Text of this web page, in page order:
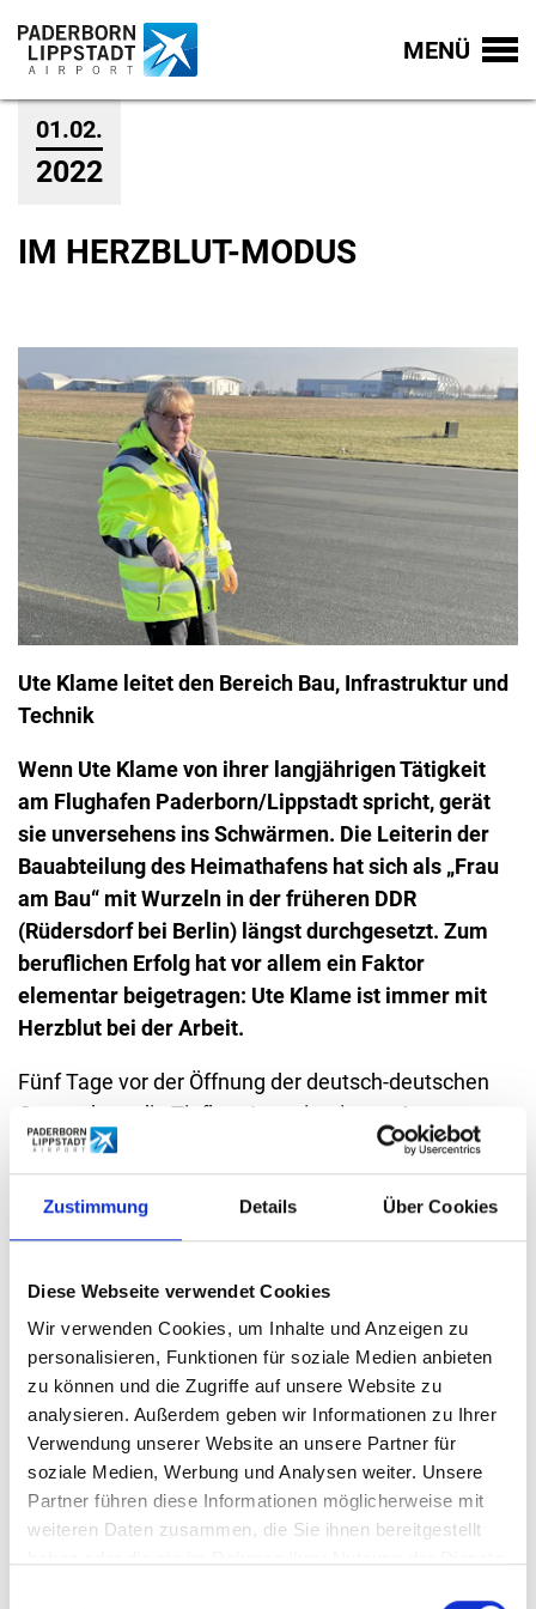
Zustimmung Details Über Cookies
Diese Webseite verwendet Cookies
Wir verwenden Cookies, um Inhalte und Anzeigen zu
personalisieren, Funktionen für soziale Medien anbieten
zu können und die Zugriffe auf unsere Website zu
analysieren. Außerdem geben wir Informationen zu Ihrer
Verwendung unserer Website an unsere Partner für
soziale Medien, Werbung und Analysen weiter. Unsere
Partner führen diese Informationen möglicherweise mit
weiteren Daten zusammen, die Sie ihnen bereitgestellt
MENÜ
01.02.
2022
IM HERZBLUT-MODUS
Ute Klame leitet den Bereich Bau, Infrastruktur und
Technik
Wenn Ute Klame von ihrer langjährigen Tätigkeit
am Flughafen Paderborn/Lippstadt spricht, gerät
sie unversehens ins Schwärmen. Die Leiterin der
Bauabteilung des Heimathafens hat sich als „Frau
am Bau“ mit Wurzeln in der früheren DDR
(Rüdersdorf bei Berlin) längst durchgesetzt. Zum
beruflichen Erfolg hat vor allem ein Faktor
elementar beigetragen: Ute Klame ist immer mit
Herzblut bei der Arbeit.
Fünf Tage vor der Öffnung der deutsch-deutschen
Grenze kam die Tiefbau-Ingenieurin am 4.
November 1989 mit Mann und zwei Kindern in den
Westen, um bei Tante und Onkel in Paderborn einen
neuen Anfang zu wagen. Schon damals war die
Mutter in zwei Lebensbereichen gefragt: in der
bei der Errichtung des Terminals A. Ute Klame
überzeugte die Verantwortlichen und legte mit
Volldampf los.
In den folgenden Jahren kamen immer neue
Bauprojekte hinzu, die mehr als 30 Jahre ihrer
Tätigkeit am Heimathafen waren geprägt von